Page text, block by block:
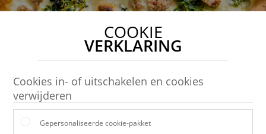
COOKIE
VERKLARING
Cookies in- of uitschakelen en cookies
verwijderen
Gepersonaliseerde cookie-pakket